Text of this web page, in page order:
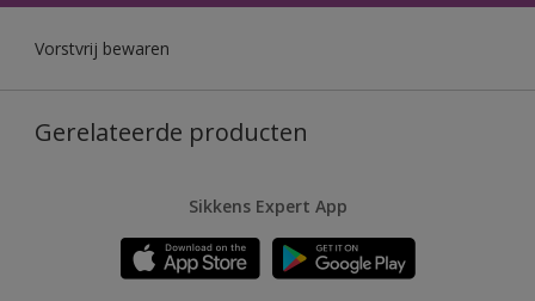
Vorstvrij bewaren
Gerelateerde producten
Sikkens Expert App